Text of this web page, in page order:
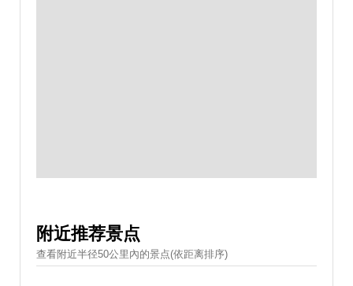
附近推荐景点
查看附近半径50公里內的景点(依距离排序)